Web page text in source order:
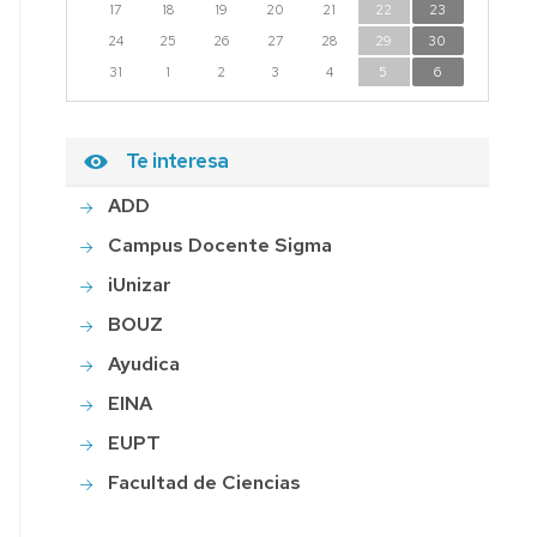
17
18 19 20 21 22
23
24
25 26 27 28 29
30
31
1 2 3 4 5 6
Te interesa
ADD
Campus Docente Sigma
iUnizar
BOUZ
Ayudica
EINA
EUPT
Facultad de Ciencias